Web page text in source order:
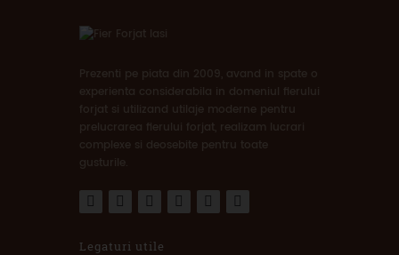
Prezenti pe piata din 2009, avand in spate o
experienta considerabila in domeniul fierului
forjat si utilizand utilaje moderne pentru
prelucrarea fierului forjat, realizam lucrari
complexe si deosebite pentru toate
gusturile.
Legaturi utile